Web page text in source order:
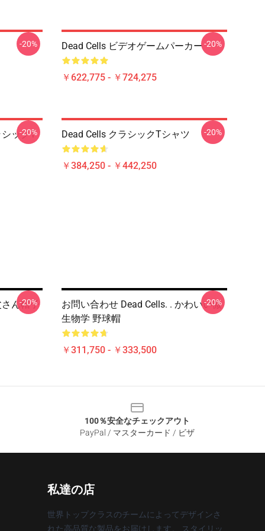
-20% Dead Cells ビデオゲームパーカー
￥622,775 - ￥724,275
-20%
シックT
-20% Dead Cells クラシックTシャツ
￥384,250 - ￥442,250
-20%
ん帽子
-20%
お問い合わせ Dead Cells. . かわいい微
生物学 野球帽
￥311,750 - ￥333,500
-20%
100％安全なチェックアウト
PayPal / マスターカード / ビザ
私達の店
世界トップクラスのチームによってデザインさ
れた高品質な製品をお届けします。 スタイリッ